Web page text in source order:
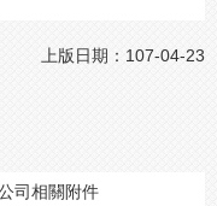
上版日期：107-04-23
司相關附件